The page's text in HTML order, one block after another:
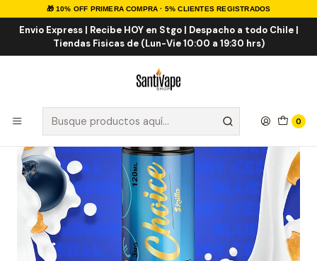
🎁 10% OFF PRIMERA COMPRA · 5% CLIENTES REGISTRADOS
Envio Express | Recibe HOY en Stgo | Despacho a todo Chile |
Tiendas Fisicas de (Lun-Vie 10:00 a 19:30 hrs)
0
Inicio E-LIQUID IMPORTADOS Eliquid Importados 120ml
Skrilla 120ml